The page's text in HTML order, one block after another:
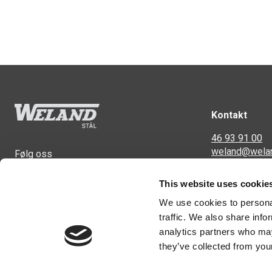
This website uses
We use cookies to
traffic. We also share
analytics partners who
they’ve collected from
Følg oss
Kontakt
46 93 91 00
2016 Frogner